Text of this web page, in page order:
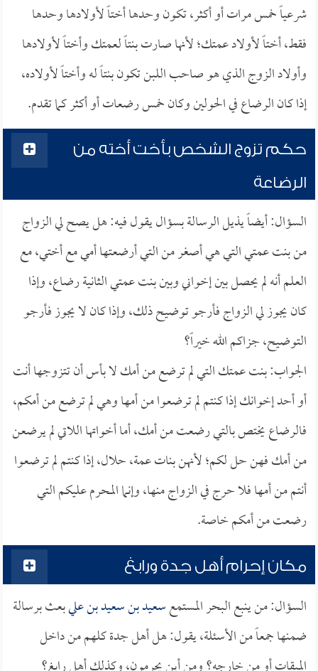
شرعياً خمس مرات أو أكثر، تكون وحدها أختاً لأولادها وحدها
فقط، أختاً لأولاد عمتك؛ لأنها صارت بنتاً لعمتك وأختاً لأولادها
وأولاد الزوج الذي هو صاحب اللبن تكون بنتاً له وأختاً لأولاده،
إذا كان الرضاع في الحولين وكان خمس رضعات أو أكثر كما تقدم.
حكم تزوج الشخص بأخت أخته من
الرضاعة
السؤال: أيضاً يذيل الرسالة بسؤال يقول فيه: هل يصح لي الزواج
من بنت عمتي التي هي أصغر من التي أرضعتها أمي مع أختي، مع
العلم أنه لم يحصل بين إخواني وبين بنت عمتي الثانية رضاع، وإذا
كان يجوز لي الزواج فأرجو توضيح ذلك، وإذا كان لا يجوز فأرجو
التوضيح، جزاكم الله خيراً؟
الجواب: بنت عمتك التي لم ترضع من أمك لا بأس أن تتزوجها أنت
أو أحد إخوانك إذا كنتم لم ترضعوا من أمها وهي لم ترضع من أمكم،
فالرضاع يختص بالتي رضعت من أمك، أما أخواتها اللاتي لم يرضعن
من أمك فهن حل لكم؛ لأنهن بنات عمة، حلال، إذا كنتم لم ترضعوا
أنتم من أمها فلا حرج في الزواج منها، وإنما المحرم عليكم التي
رضعت من أمكم خاصة.
مكان إحرام أهل جدة ورابغ
السؤال: من ينبع البحر المستمعسعيد بن سعيد بن عليبعث برسالة
ضمنها جمعاً من الأسئلة، يقول: هل أهل جدة كلهم من داخل